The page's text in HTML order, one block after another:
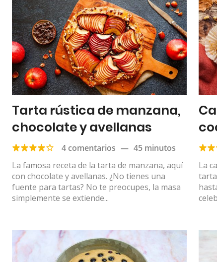
Tarta rústica de manzana,
chocolate y avellanas
4 comentarios — 45 minutos
La famosa receta de la tarta de manzana, aquí
con chocolate y avellanas. ¿No tienes una
fuente para tartas? No te preocupes, la masa
simplemente se extiende...
La